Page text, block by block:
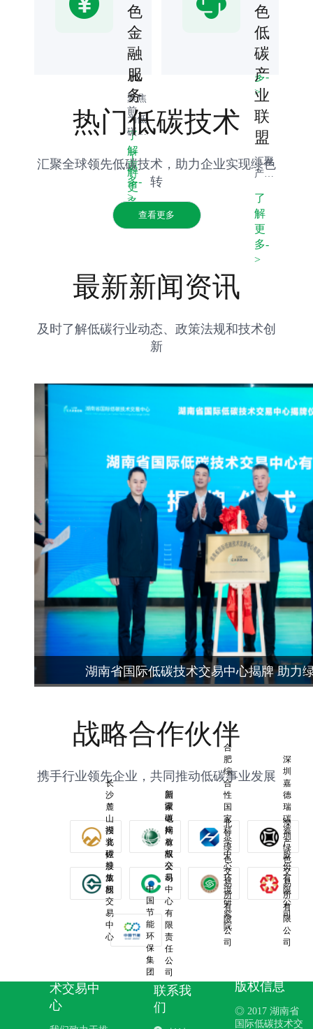
究
及
孵
化
聚焦
前沿
低碳
技术
研
发，
提供
孵化
支
持，
程。
了
解
更
多-
>
评估
团队
提供
低碳
技术
可行
性分
析，
为企
业技
术选
型提
供科
学
据。
了
解
更
多-
>
色
金
融
服
务
为低
碳项
目提
供融
资支
持，
创新
金融
产
可持
续发
展项
地。
了
解
更
多-
色
低
碳
产
业
联
盟
汇聚
产业
下游
资
源，
搭建
合作
平
协同
发
了
解
更
多-
>
热门低碳技术
汇聚全球领先低碳技术，助力企业实现绿色
转
查看更多
最新新闻资讯
及时了解低碳行业动态、政策法规和技术创
新
湖南省国际低碳技术交易中心揭牌 助力
战略合作伙伴
携手行业领先企业，共同推动低碳事业发展
长
沙
麓
山
投
资
控
股
集
团
国
家
电
网
有
限
公
司
合
肥
综
合
性
国
家
科
学
中
心
环
境
研
究
院
深
圳
嘉
德
瑞
碳
资
产
股
份
有
限
公
司
湖
北
碳
排
放
权
交
易
中
心
新
疆
碳
排
放
权
交
易
中
心
有
限
责
任
公
司
北
京
绿
色
交
易
所
有
限
公
司
深
圳
绿
色
交
易
所
有
限
公
司
中
国
节
能
环
保
集
团
术交易中
心
联系我
们
版权信息
◎ 2017 湖南省
国际低碳技术交